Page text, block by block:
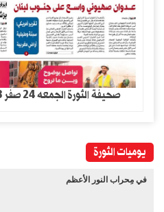
صحيفة الثورة الجمعه 24 صفر 1448- 7 اغسطس 2026
يوميات الثورة
في مِحراب النور الأعظم